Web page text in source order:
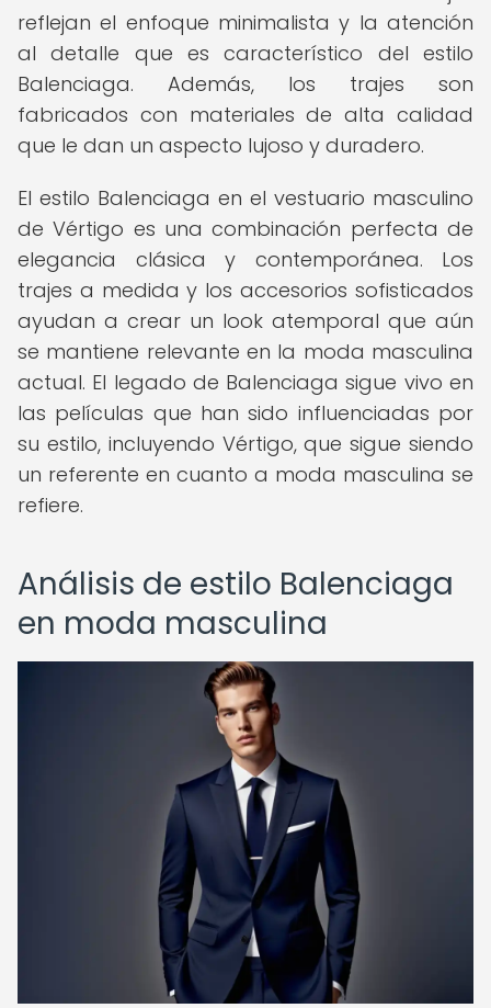
reflejan el enfoque minimalista y la atención
al detalle que es característico del estilo
Balenciaga. Además, los trajes son
fabricados con materiales de alta calidad
que le dan un aspecto lujoso y duradero.
El estilo Balenciaga en el vestuario masculino
de Vértigo es una combinación perfecta de
elegancia clásica y contemporánea. Los
trajes a medida y los accesorios sofisticados
ayudan a crear un look atemporal que aún
se mantiene relevante en la moda masculina
actual. El legado de Balenciaga sigue vivo en
las películas que han sido influenciadas por
su estilo, incluyendo Vértigo, que sigue siendo
un referente en cuanto a moda masculina se
refiere.
Análisis de estilo Balenciaga
en moda masculina